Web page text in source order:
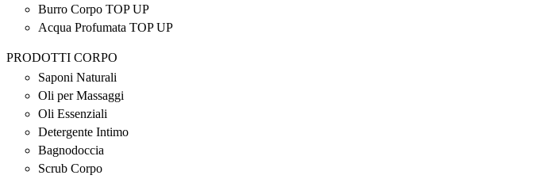
Burro Corpo TOP UP
Acqua Profumata TOP UP
PRODOTTI CORPO
Saponi Naturali
Oli per Massaggi
Oli Essenziali
Detergente Intimo
Bagnodoccia
Scrub Corpo